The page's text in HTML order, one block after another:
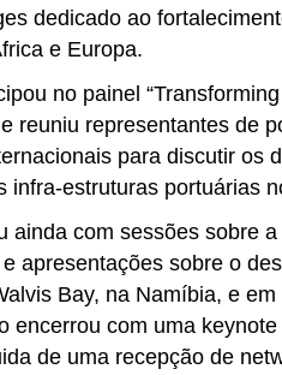
dedicado ao
e Europa.
no painel
reuniu representantes de
para discutir os
infra-estruturas portuárias
ainda com sessões sobre
apresentações sobre o
Bay, na Namíbia, e em
encerrou com uma
de uma recepção de